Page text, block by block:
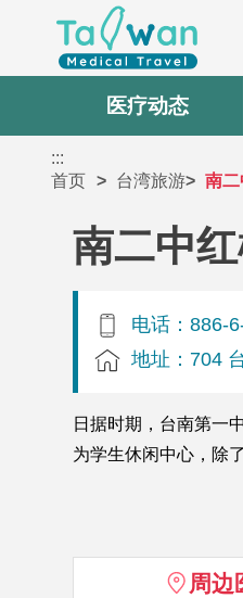
医疗动态
:::
首页
台湾旅游 南
南二中
电话：886-
地址：704
日据时期，台南第一
为学生休闲中心，除
周边